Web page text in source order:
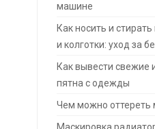
машине
Как носить и
и колготки: уход за
Как вывести свежие
пятна с одежды
Чем можно оттереть